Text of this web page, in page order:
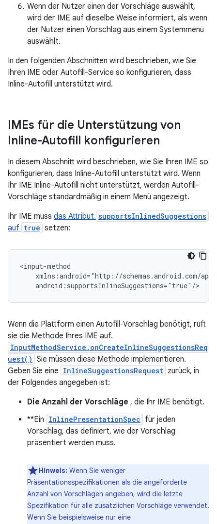
Wenn der Nutzer einen der Vorschläge auswählt,
wird der IME auf dieselbe Weise informiert, als wenn
der Nutzer einen Vorschlag aus einem Systemmenü
auswählt.
In den folgenden Abschnitten wird beschrieben, wie Sie
Ihren IME oder Autofill-Service so konfigurieren, dass
Inline-Autofill unterstützt wird.
IMEs für die Unterstützung von
Inline-Autofill konfigurieren
In diesem Abschnitt wird beschrieben, wie Sie Ihren IME so
konfigurieren, dass Inline-Autofill unterstützt wird. Wenn
Ihr IME Inline-Autofill nicht unterstützt, werden Autofill-
Vorschläge standardmäßig in einem Menü angezeigt.
Ihr IME muss das Attribut supportsInlinedSuggestions
auf true setzen:
Wenn die Plattform einen Autofill-Vorschlag benötigt, ruft
sie die Methode Ihres IME auf.
InputMethodService.onCreateInlineSuggestionsReq
uest() Sie müssen diese Methode implementieren.
Geben Sie eine InlineSuggestionsRequest zurück, in
der Folgendes angegeben ist:
Die Anzahl der Vorschläge , die Ihr IME benötigt.
**Ein InlinePresentationSpec für jeden
Vorschlag, das definiert, wie der Vorschlag
präsentiert werden muss.
Hinweis: Wenn Sie weniger
Präsentationsspezifikationen als die angeforderte
Anzahl von Vorschlägen angeben, wird die letzte
Spezifikation für alle zusätzlichen Vorschläge verwendet.
Wenn Sie beispielsweise nur eine